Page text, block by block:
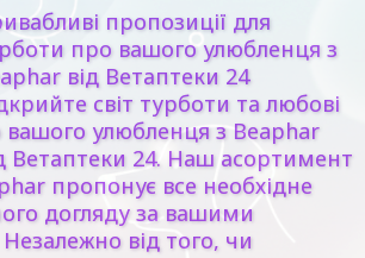
пропозиції для
про вашого улюбленця з
від Ветаптеки 24
світ турботи та любові
вашого улюбленця з Beaphar
Ветаптеки 24. Наш асортимент
пропонує все необхідне
догляду за вашими
від того, чи